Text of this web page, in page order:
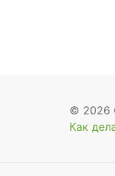
© 2026
Как